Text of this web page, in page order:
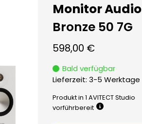
Monitor Audio
Bronze 50 7G
598,00 €
Bald verfügbar
Lieferzeit: 3-5 Werktage
Produkt in 1 AVITECT Studio
vorführbereit